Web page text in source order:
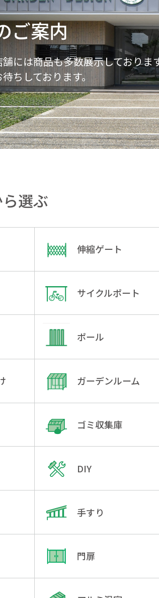
ご案内
には商品も多数展示しております
ちしております。
選ぶ
伸縮ゲート
サイクルポート
ポール
ガーデンルーム
ゴミ収集庫
DIY
手すり
門扉